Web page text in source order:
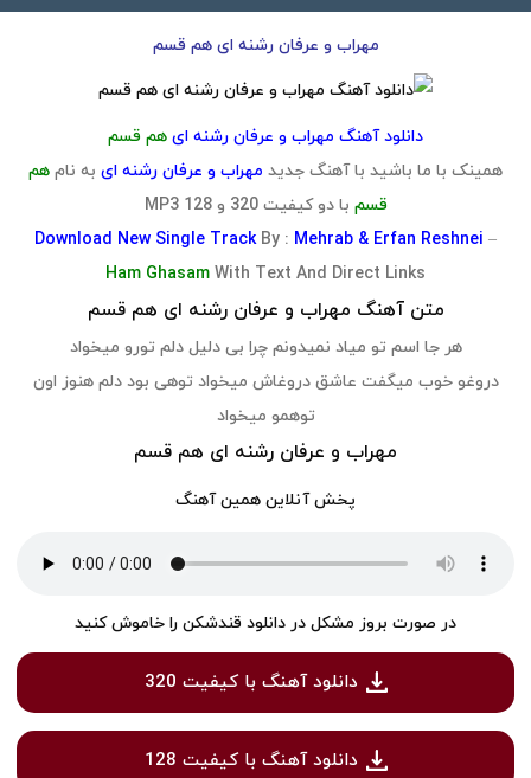
مهراب و عرفان رشنه ای هم قسم
دانلود آهنگ مهراب و عرفان رشنه ای هم قسم
همینک با ما باشید با آهنگ جدید مهراب و عرفان رشنه ای به نام هم
قسم با دو کیفیت 320 و 128 MP3
Download New Single Track By : Mehrab & Erfan Reshnei –
Ham Ghasam With Text And Direct Links
متن آهنگ مهراب و عرفان رشنه ای هم قسم
هر جا اسم تو میاد نمیدونم چرا بی دلیل دلم تورو میخواد
دروغو خوب میگفت عاشق دروغاش میخواد توهی بود دلم هنوز اون
توهمو میخواد
مهراب و عرفان رشنه ای هم قسم
پخش آنلاین همین آهنگ
در صورت بروز مشکل در دانلود قندشکن را خاموش کنید
دانلود آهنگ با کیفیت 320
دانلود آهنگ با کیفیت 128